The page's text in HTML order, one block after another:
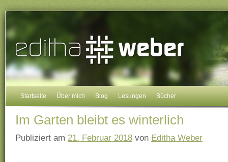
Startseite Über mich Blog Lesungen Bücher
Im Garten bleibt es winterlich
Publiziert am 21. Februar 2018 von Editha Weber